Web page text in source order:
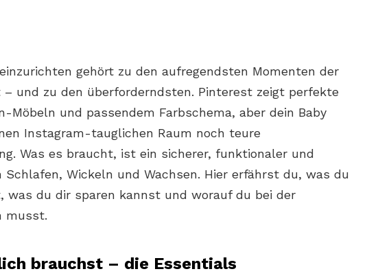
gehört zu den aufregendsten Momenten der
– und zu den überforderndsten. Pinterest zeigt perfekte
Möbeln und passendem Farbschema, aber dein Baby
Instagram-tauglichen Raum noch teure
Was es braucht, ist ein sicherer, funktionaler und
Schlafen, Wickeln und Wachsen. Hier erfährst du, was du
was du dir sparen kannst und worauf du bei der
musst.
brauchst – die Essentials